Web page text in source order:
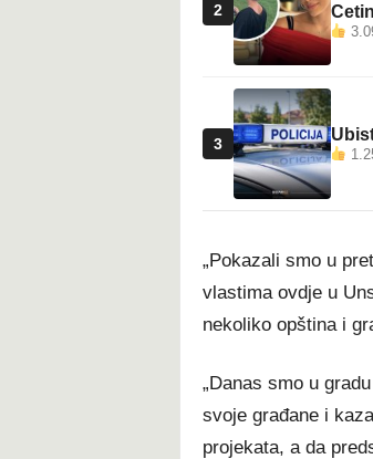
2
3
„Pokazali smo u
vlastima ovdje u
nekoliko opština i
„Danas smo u
svoje građane i
projekata, a da